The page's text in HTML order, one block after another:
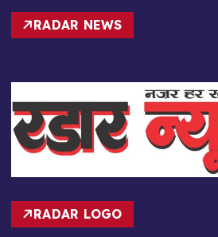
RADAR NEWS
RADAR LOGO